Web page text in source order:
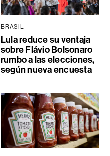
BRASIL
Lula reduce su ventaja
sobre Flávio Bolsonaro
rumbo a las elecciones,
según nueva encuesta